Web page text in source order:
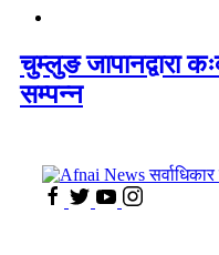
चुम्लुङ जापानद्वारा
सम्पन्न